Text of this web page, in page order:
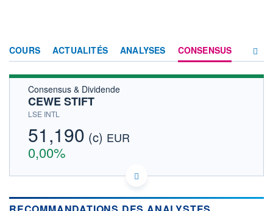
COURS ACTUALITÉS ANALYSES CONSENSUS
Consensus & Dividende
CEWE STIFT
LSE INTL
51,190 (c) EUR
0,00%
DE0005403901 0N8F
Politique d'exécution